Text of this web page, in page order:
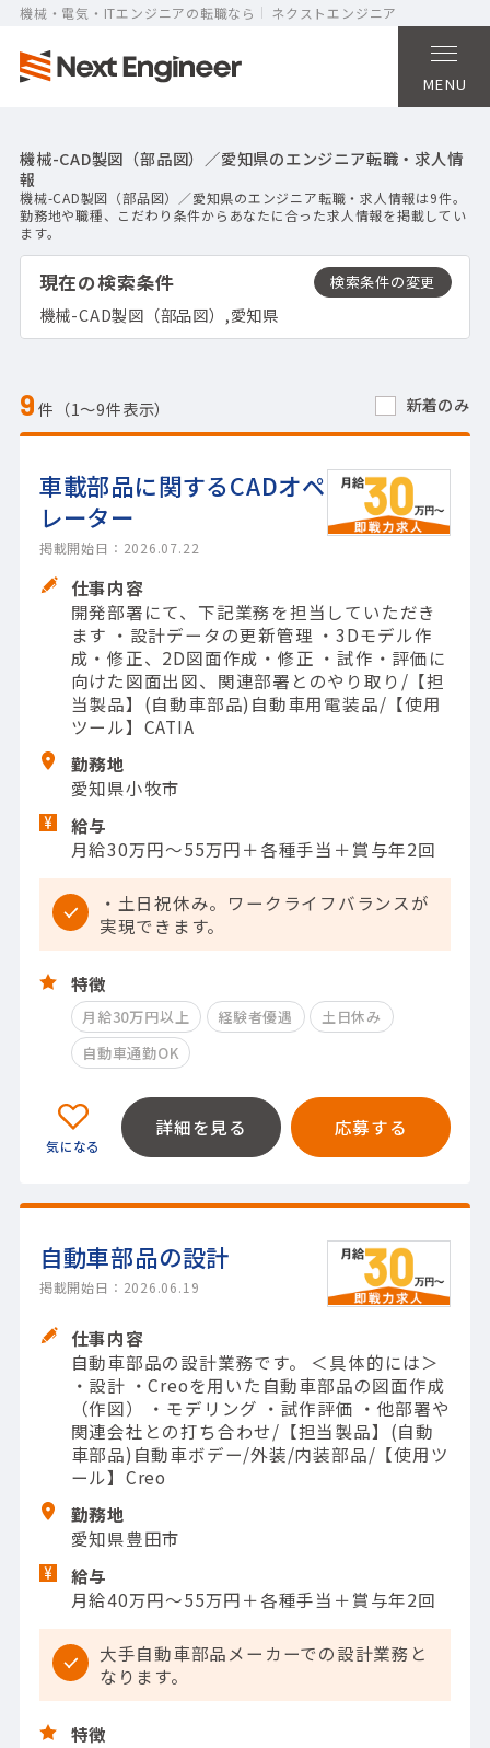
機械・電気・ITエンジニアの転職なら ネクストエンジニア
MENU
機械-CAD製図（部品図）／愛知県のエンジニア転職・求人情
報
機械-CAD製図（部品図）／愛知県のエンジニア転職・求人情報は9件。
勤務地や職種、こだわり条件からあなたに合った求人情報を掲載してい
ます。
現在の検索条件
機械-CAD製図（部品図）,愛知県
9件（1〜9件表示） 新着のみ
車載部品に関するCADオペ
レーター
掲載開始日：2026.07.22
仕事内容
開発部署にて、下記業務を担当していただき
ます ・設計データの更新管理 ・3Dモデル作
成・修正、2D図面作成・修正 ・試作・評価に
向けた図面出図、関連部署とのやり取り/【担
当製品】(自動車部品)自動車用電装品/【使用
ツール】CATIA
勤務地
愛知県小牧市
給与
月給30万円～55万円＋各種手当＋賞与年2回
・土日祝休み。ワークライフバランスが
実現できます。
特徴
月給30万円以上 経験者優遇
土日休み
自動車通勤OK
詳細を見る 応募する
自動車部品の設計
掲載開始日：2026.06.19
仕事内容
自動車部品の設計業務です。 ＜具体的には＞
・設計 ・Creoを用いた自動車部品の図面作成
（作図） ・モデリング ・試作評価 ・他部署や
関連会社との打ち合わせ/【担当製品】(自動
車部品)自動車ボデー/外装/内装部品/【使用ツ
ール】Creo
勤務地
愛知県豊田市
給与
月給40万円～55万円＋各種手当＋賞与年2回
大手自動車部品メーカーでの設計業務と
なります。
特徴